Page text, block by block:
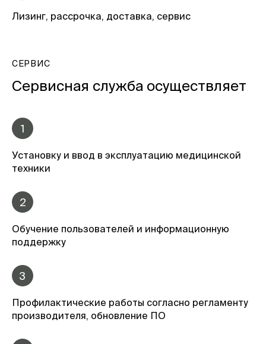
Лизинг, рассрочка, доставка, сервис
СЕРВИС
Сервисная служба осуществляет
1
Установку и ввод в эксплуатацию медицинской
техники
2
Обучение пользователей и информационную
поддержку
3
Профилактические работы согласно регламенту
производителя, обновление ПО